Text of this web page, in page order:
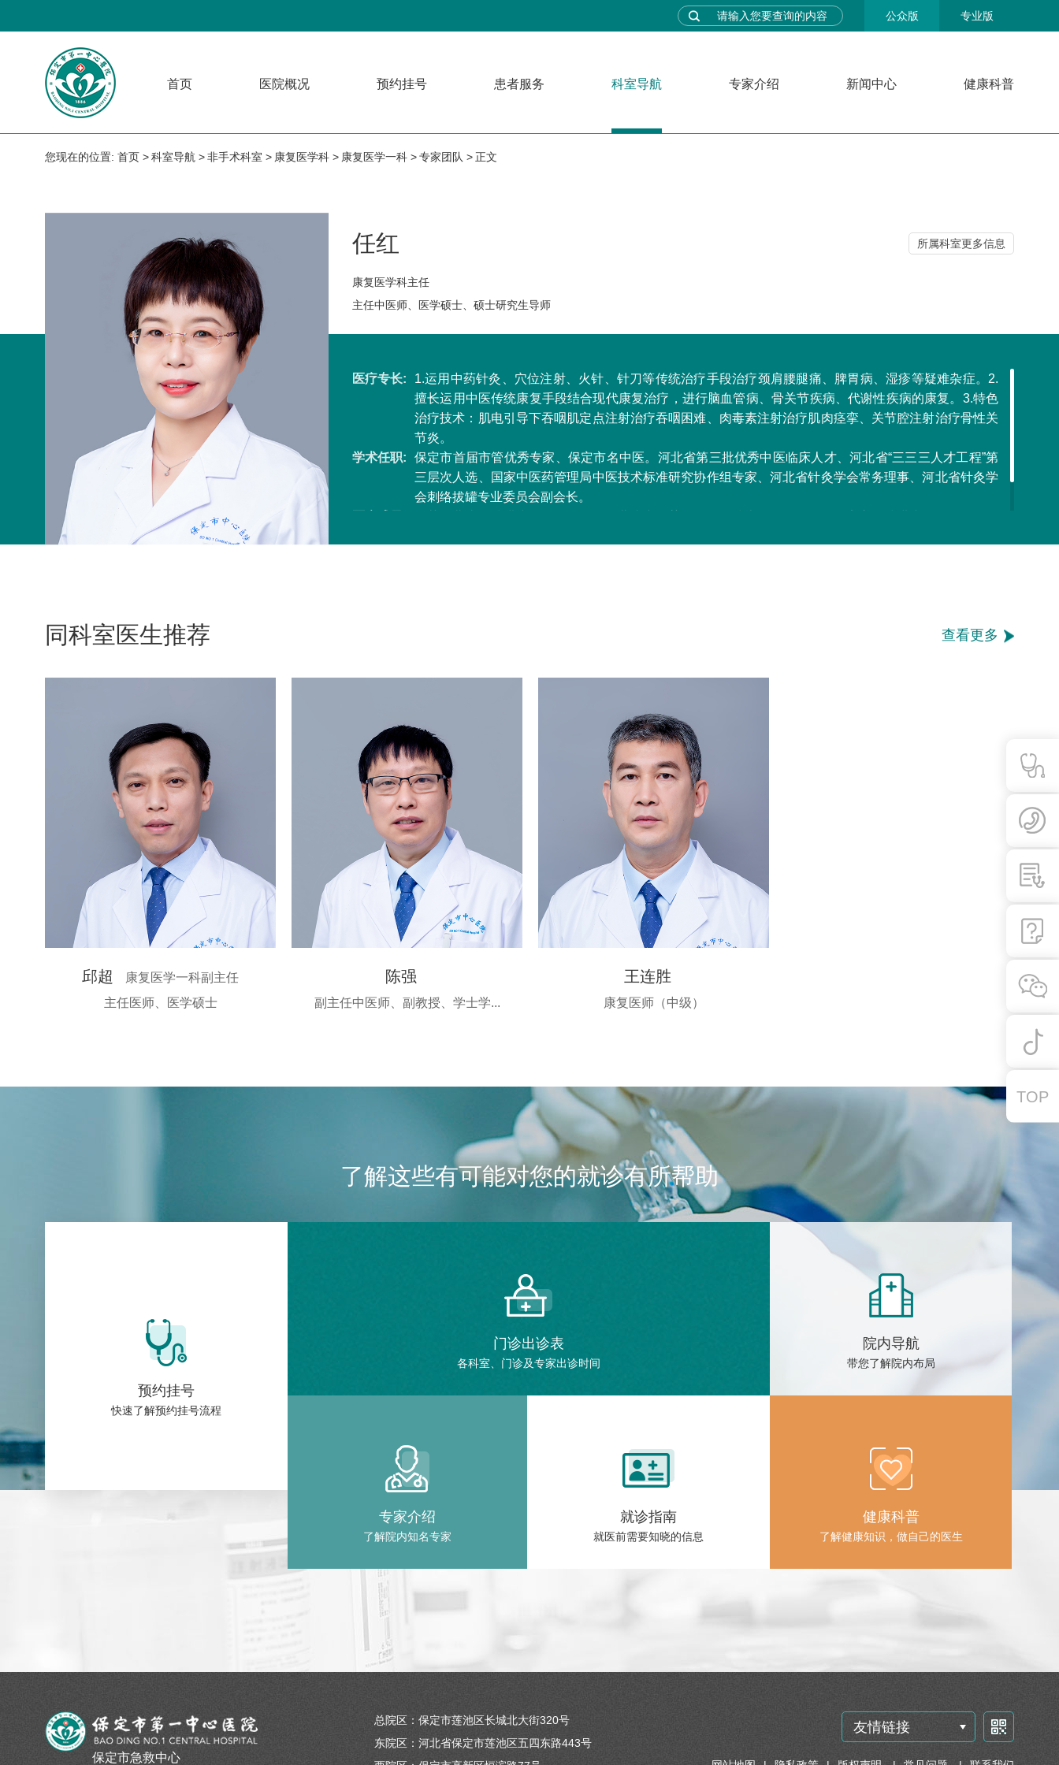
TOP
公众版 专业版
首页 医院概况 预约挂号 患者服务 科室导航 专家介绍 新闻中心 健康科普
您现在的位置: 首页 科室导航 非手术科室 康复医学科 康复医学一科 专家团队 正文
任红 所属科室更多信息
康复医学科主任
主任中医师、医学硕士、硕士研究生导师
医疗专长:
1.运用中药针灸、穴位注射、火针、针刀等传统治疗手段治疗颈肩腰腿痛、脾胃病、湿疹等疑难杂症。2.
擅长运用中医传统康复手段结合现代康复治疗，进行脑血管病、骨关节疾病、代谢性疾病的康复。3.特色
治疗技术：肌电引导下吞咽肌定点注射治疗吞咽困难、肉毒素注射治疗肌肉痉挛、关节腔注射治疗骨性关
节炎。
学术任职:
保定市首届市管优秀专家、保定市名中医。河北省第三批优秀中医临床人才、河北省“三三三人才工程”第
三层次人选、国家中医药管理局中医技术标准研究协作组专家、河北省针灸学会常务理事、河北省针灸学
会刺络拔罐专业委员会副会长。
同科室医生推荐 查看更多
邱超
康复医学一科副主任
主任医师、医学硕士
陈强
副主任中医师、副教授、学士学...
王连胜
康复医师（中级）
了解这些有可能对您的就诊有所帮助
预约挂号
快速了解预约挂号流程
门诊出诊表
各科室、门诊及专家出诊时间
院内导航
带您了解院内布局
专家介绍
了解院内知名专家
就诊指南
就医前需要知晓的信息
健康科普
了解健康知识，做自己的医生
保定市急救中心
总院区：保定市莲池区长城北大街320号
东院区：河北省保定市莲池区五四东路443号
友情链接